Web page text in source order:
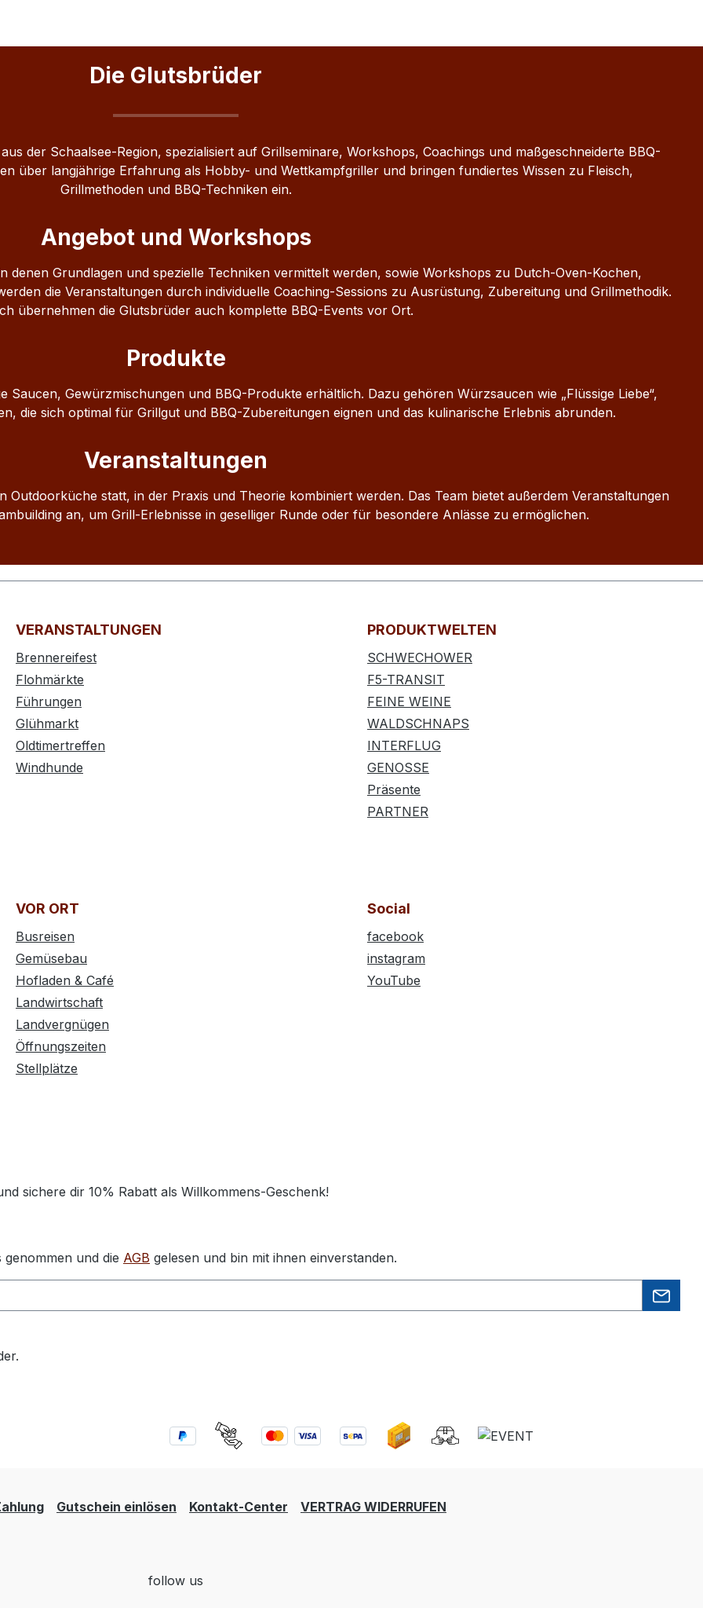
Die Glutsbrüder
der Schaalsee-Region, spezialisiert auf Grillseminare, Workshops, Coachings und maßgeschneiderte BBQ-
über langjährige Erfahrung als Hobby- und Wettkampfgriller und bringen fundiertes Wissen zu Fleisch,
Grillmethoden und BBQ-Techniken ein.
Angebot und Workshops
denen Grundlagen und spezielle Techniken vermittelt werden, sowie Workshops zu Dutch-Oven-Kochen,
die Veranstaltungen durch individuelle Coaching-Sessions zu Ausrüstung, Zubereitung und Grillmethodik.
übernehmen die Glutsbrüder auch komplette BBQ-Events vor Ort.
Produkte
Saucen, Gewürzmischungen und BBQ-Produkte erhältlich. Dazu gehören Würzsaucen wie „Flüssige Liebe“,
die sich optimal für Grillgut und BBQ-Zubereitungen eignen und das kulinarische Erlebnis abrunden.
Veranstaltungen
statt, in der Praxis und Theorie kombiniert werden. Das Team bietet außerdem Veranstaltungen
an, um Grill-Erlebnisse in geselliger Runde oder für besondere Anlässe zu ermöglichen.
VERANSTALTUNGEN
Brennereifest
Flohmärkte
Führungen
Glühmarkt
Oldtimertreffen
Windhunde
PRODUKTWELTEN
SCHWECHOWER
F5-TRANSIT
FEINE WEINE
WALDSCHNAPS
INTERFLUG
GENOSSE
Präsente
PARTNER
VOR ORT
Busreisen
Gemüsebau
Hofladen & Café
Landwirtschaft
Landvergnügen
Öffnungszeiten
Stellplätze
Social
facebook
instagram
YouTube
sichere dir 10% Rabatt als Willkommens-Geschenk!
genommen und die AGB gelesen und bin mit ihnen einverstanden.
Gutschein einlösen Kontakt-Center VERTRAG WIDERRUFEN
follow us